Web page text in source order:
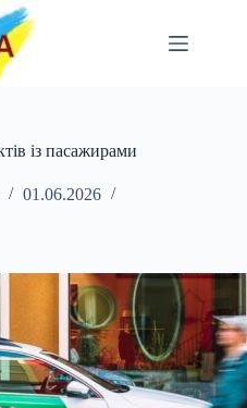
із пасажирами
01.06.2026